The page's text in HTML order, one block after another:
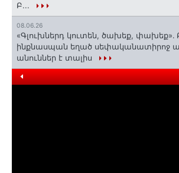
Բ...
08.06.26
«Գլուխներդ կուտեն, ծախեք, փախեք»․
ինքնասպան եղած սեփականատիրոջ
անուններ է տալիս